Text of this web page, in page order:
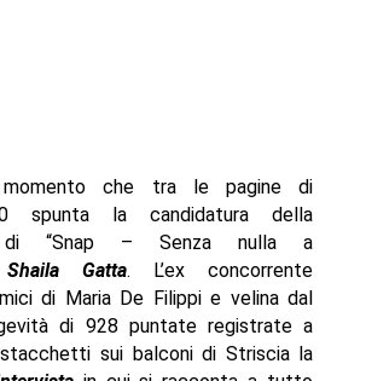
che tra le pagine di
spunta la candidatura della
di “Snap – Senza nulla a
Shaila Gatta. L’ex concorrente
di Maria De Filippi e velina dal
di 928 puntate registrate a
sui balconi di Striscia la